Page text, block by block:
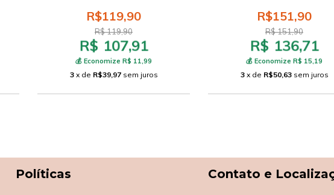
R$119,90
R$ 119,90
R$ 107,91
💰 Economize R$ 11,99
3 x de R$39,97 sem juros
R$151,90
R$ 151,90
R$ 136,71
💰 Economize R$ 15,19
3 x de R$50,63 sem juros
Políticas Contato e